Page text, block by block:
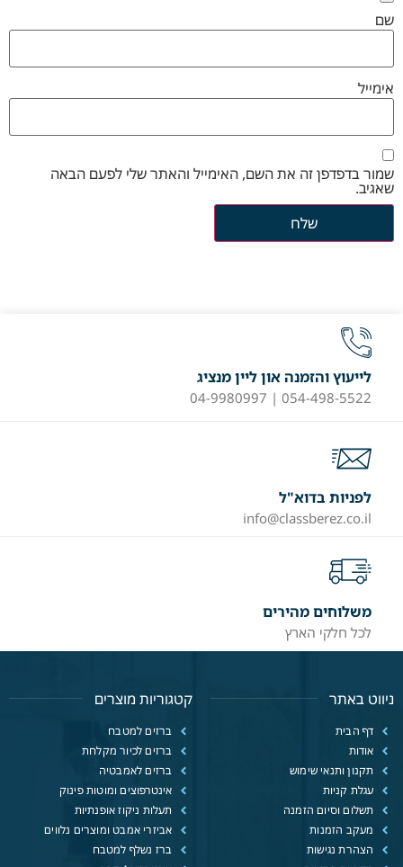
שם
אימייל
שמור בדפדפן זה את השם, האימייל והאתר שלי לפעם הבאה
שאגיב.
לייעוץ והזמנה און ליין מנציג
054-498-5522 | 04-9980997
לפניות בדוא"ל
info@classberez.co.il
משלוחים מהירים
לכל חלקי הארץ
ניווט באתר
דף הבית
אודות
תקנון ותנאי שימוש
עגלת קניות
תשלום וסיום הזמנה
מעקב הזמנות
הצהרת נגישות
קטגוריות מוצרים
ברזים למטבח
ברזים לכיור מקלחת
ברזים לאמבטיה
אינטרפוצים ומוטות פינוק
תעלות ניקוז אופנתיות
אביזרי אמבט ומוצרים נלווים
ברז נשלף למטבח